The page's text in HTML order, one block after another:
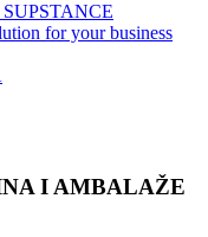
for your business
I AMBALAŽE